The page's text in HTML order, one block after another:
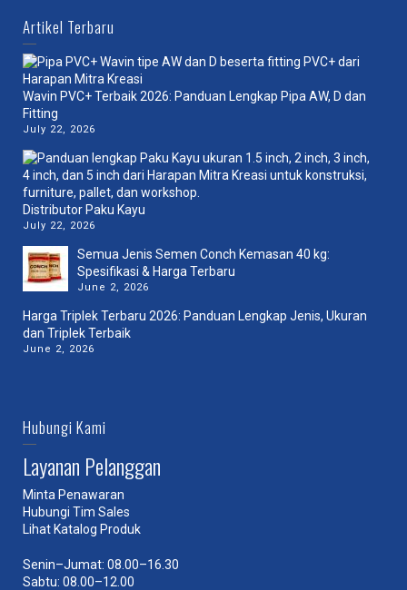
Artikel Terbaru
Wavin PVC+ Terbaik 2026: Panduan Lengkap Pipa AW, D dan
Fitting
July 22, 2026
Distributor Paku Kayu
July 22, 2026
Semua Jenis Semen Conch Kemasan 40 kg:
Spesifikasi & Harga Terbaru
June 2, 2026
Harga Triplek Terbaru 2026: Panduan Lengkap Jenis, Ukuran
dan Triplek Terbaik
June 2, 2026
Hubungi Kami
Layanan Pelanggan
Minta Penawaran
Hubungi Tim Sales
Lihat Katalog Produk
Senin–Jumat: 08.00–16.30
Sabtu: 08.00–12.00